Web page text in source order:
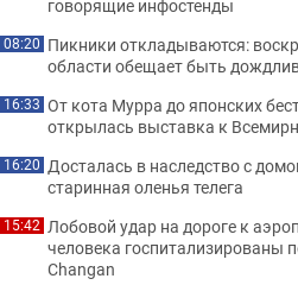
говорящие инфостенды
08:20 Пикники откладываются:
области обещает быть
16:33 От кота Мурра до японских
открылась выставка к
16:20 Досталась в наследство с
старинная оленья телега
15:42 Лобовой удар на дороге к
человека госпитализированы
Changan